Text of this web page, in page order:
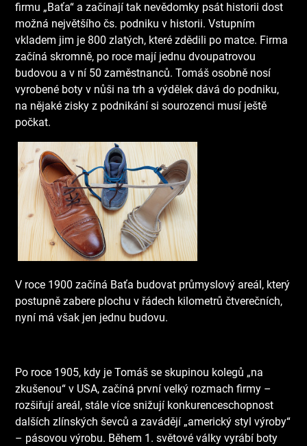
firmu „Baťa“ a začínají tak nevědomky psát historii dost
možná největšího čs. podniku v historii. Vstupním
vkladem jim je 800 zlatých, které zdědili po matce. Firma
začíná skromně, po roce mají jednu dvoupatrovou
budovou a v ní 50 zaměstnanců. Tomáš osobně nosí
vyrobené boty v nůši na trh a výdělek dává do podniku,
na nějaké zisky z podnikání si sourozenci musí ještě
počkat.
V roce 1900 začíná Baťa budovat průmyslový areál, který
postupně zabere plochu v řádech kilometrů čtverečních,
nyní má však jen jednu budovu.
Po roce 1905, kdy je Tomáš se skupinou kolegů „na
zkušenou“ v USA, začíná první velký rozmach firmy –
rozšiřují areál, stále více snižují konkurenceschopnost
dalších zlínských ševců a zavádějí „americký styl výroby“
– pásovou výrobu. Během 1. světové války vyrábí boty